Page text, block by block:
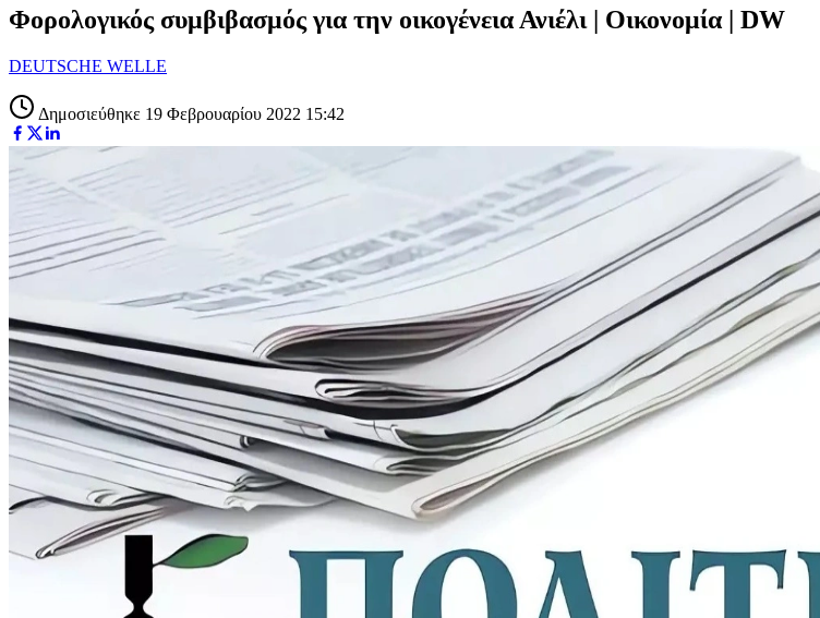
Φορολογικός συμβιβασμός για την οικογένεια Ανιέλι | Οικονομία | DW
DEUTSCHE WELLE
Δημοσιεύθηκε 19 Φεβρουαρίου 2022 15:42